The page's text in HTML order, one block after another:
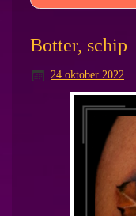
Botter, schip
24 oktober 2022